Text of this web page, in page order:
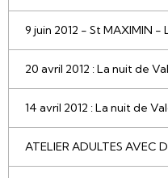
9 juin 2012 - St MAXIMIN -
20 avril 2012 : La nuit de
14 avril 2012 : La nuit de
ATELIER ADULTES AVEC